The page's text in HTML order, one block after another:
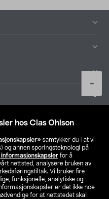
hos Clas Ohlson
samtykker du i at vi
og annen sporingsteknologi på
for å
nettsted, analysere bruken av
Vi bruker fire
funksjonelle, analytiske og
er det ikke noe
for at nettstedet skal
+
butikk
FI